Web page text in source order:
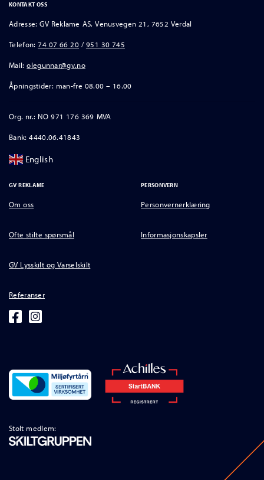
KONTAKT OSS
Adresse: GV Reklame AS, Venusvegen 21, 7652 Verdal
Telefon:74 07 66 20 /951 30 745
Mail:olegunnar@gv.no
Åpningstider: man-fre 08.00 – 16.00
Org. nr.: NO 971 176 369 MVA
Bank: 4440.06.41843
English
GV REKLAME
Om oss
Ofte stilte spørsmål
GV Lysskilt og Varselskilt
Referanser
PERSONVERN
Personvernerklæring
Informasjonskapsler
Stolt medlem: